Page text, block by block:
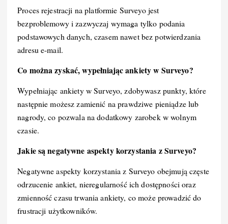
Proces rejestracji na platformie Surveyo jest
bezproblemowy i zazwyczaj wymaga tylko podania
podstawowych danych, czasem nawet bez potwierdzania
adresu e-mail.
Co można zyskać, wypełniając ankiety w Surveyo?
Wypełniając ankiety w Surveyo, zdobywasz punkty, które
następnie możesz zamienić na prawdziwe pieniądze lub
nagrody, co pozwala na dodatkowy zarobek w wolnym
czasie.
Jakie są negatywne aspekty korzystania z Surveyo?
Negatywne aspekty korzystania z Surveyo obejmują częste
odrzucenie ankiet, nieregularność ich dostępności oraz
zmienność czasu trwania ankiety, co może prowadzić do
frustracji użytkowników.